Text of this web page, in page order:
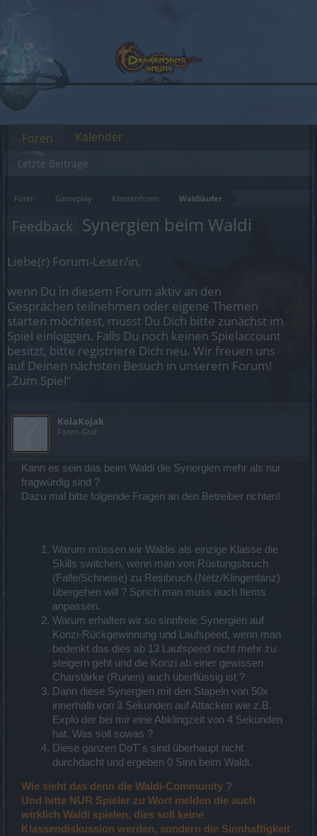
Foren Gameplay Klassenforen Waldläufer
Feedback Synergien beim Waldi
Liebe(r) Forum-Leser/in,
wenn Du in diesem Forum aktiv an den
Gesprächen teilnehmen oder eigene Themen
starten möchtest, musst Du Dich bitte zunächst im
Spiel einloggen. Falls Du noch keinen Spielaccount
besitzt, bitte registriere Dich neu. Wir freuen uns
auf Deinen nächsten Besuch in unserem Forum!
„Zum Spiel“
KolaKojak
Foren-Graf
Kann es sein das beim Waldi die Synergien mehr als nur
fragwürdig sind ?
Dazu mal bitte folgende Fragen an den Betreiber richten!
Warum müssen wir Waldis als einzige Klasse die
Skills switchen, wenn man von Rüstungsbruch
(Falle/Schneise) zu Resibruch (Netz/Klingentanz)
übergehen will ? Sprich man muss auch Items
anpassen.
Warum erhalten wir so sinnfreie Synergien auf
Konzi-Rückgewinnung und Laufspeed, wenn man
bedenkt das dies ab 13 Laufspeed nicht mehr zu
steigern geht und die Konzi ab einer gewissen
Charstärke (Runen) auch überflüssig ist ?
Dann diese Synergien mit den Stapeln von 50x
innerhalb von 3 Sekunden auf Attacken wie z.B.
Explo der bei mir eine Abklingzeit von 4 Sekunden
hat. Was soll sowas ?
Diese ganzen DoT´s sind überhaupt nicht
durchdacht und ergeben 0 Sinn beim Waldi.
Wie sieht das denn die Waldi-Community ?
Und bitte NUR Spieler zu Wort melden die auch
wirklich Waldi spielen, dies soll keine
Klassendiskussion werden, sondern die Sinnhaftigkeit
Foren
Letzte Beiträge
Kalender